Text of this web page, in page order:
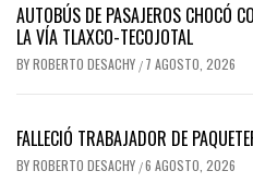
AUTOBÚS DE PASAJEROS CHOCÓ
LA VÍA TLAXCO-TECOJOTAL
BYROBERTO DESACHY / 7 AGOSTO, 2026
FALLECIÓ TRABAJADOR DE
BYROBERTO DESACHY /6 AGOSTO, 2026